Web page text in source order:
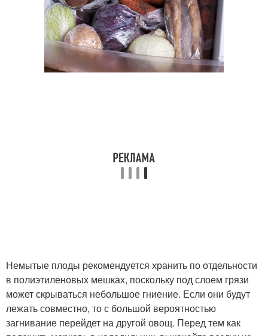
Немытые плоды рекомендуется хранить по отдельности
в полиэтиленовых мешках, поскольку под слоем грязи
может скрываться небольшое гниение. Если они будут
лежать совместно, то с большой вероятностью
загнивание перейдет на другой овощ. Перед тем как